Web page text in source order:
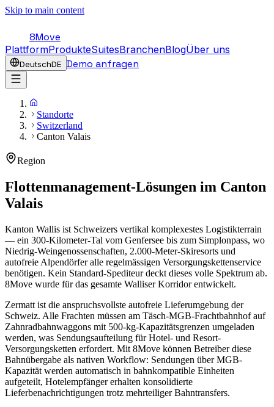
Skip to main content
8Move
PlattformProdukteSuitesBranchenBlogÜber uns
DeutschDE Demo anfragen
Standorte
Switzerland
Canton Valais
Region
Flottenmanagement-Lösungen im Canton
Valais
Kanton Wallis ist Schweizers vertikal komplexestes Logistikterrain
— ein 300-Kilometer-Tal vom Genfersee bis zum Simplonpass, wo
Niedrig-Weingenossenschaften, 2.000-Meter-Skiresorts und
autofreie Alpendörfer alle regelmässigen Versorgungskettenservice
benötigen. Kein Standard-Spediteur deckt dieses volle Spektrum ab.
8Move wurde für das gesamte Walliser Korridor entwickelt.
Zermatt ist die anspruchsvollste autofreie Lieferumgebung der
Schweiz. Alle Frachten müssen am Täsch-MGB-Frachtbahnhof auf
Zahnradbahnwaggons mit 500-kg-Kapazitätsgrenzen umgeladen
werden, was Sendungsaufteilung für Hotel- und Resort-
Versorgungsketten erfordert. Mit 8Move können Betreiber diese
Bahnübergabe als nativen Workflow: Sendungen über MGB-
Kapazität werden automatisch in bahnkompatible Einheiten
aufgeteilt, Hotelempfänger erhalten konsolidierte
Lieferbenachrichtigungen trotz mehrteiliger Bahntransfers.